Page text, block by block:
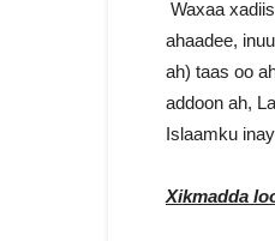
Waxaa
ahaadee,
ah) taas oo
addoon ah,
Islaamku
Xikmadda